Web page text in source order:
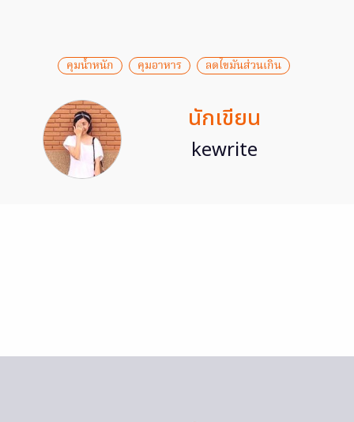
คุมน้ำหนัก คุมอาหาร ลดไขมันส่วนเกิน
นักเขียน
kewrite